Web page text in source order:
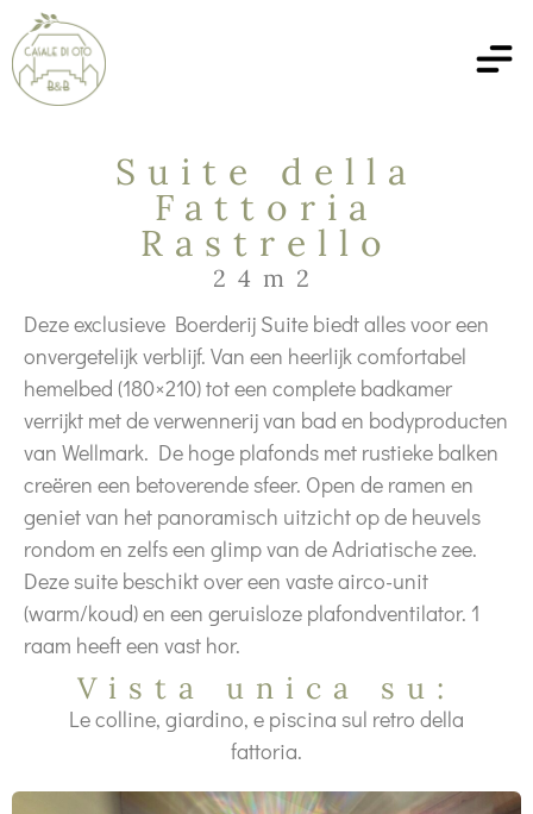
Suite della
Fattoria
Rastrello
24m2
Deze exclusieve Boerderij Suite biedt alles voor een
onvergetelijk verblijf. Van een heerlijk comfortabel
hemelbed (180×210) tot een complete badkamer
verrijkt met de verwennerij van bad en bodyproducten
van Wellmark. De hoge plafonds met rustieke balken
creëren een betoverende sfeer. Open de ramen en
geniet van het panoramisch uitzicht op de heuvels
rondom en zelfs een glimp van de Adriatische zee.
Deze suite beschikt over een vaste airco-unit
(warm/koud) en een geruisloze plafondventilator. 1
raam heeft een vast hor.
Vista unica su:
Le colline, giardino, e piscina sul retro della
fattoria.